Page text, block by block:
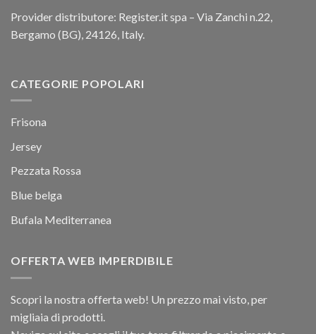
Provider distributore: Register.it spa – Via Zanchi n.22,
Bergamo (BG), 24126, Italy.
CATEGORIE POPOLARI
Frisona
Jersey
Pezzata Rossa
Blue belga
Bufala Mediterranea
OFFERTA WEB IMPERDIBILE
Scopri la nostra offerta web! Un prezzo mai visto, per
migliaia di prodotti.